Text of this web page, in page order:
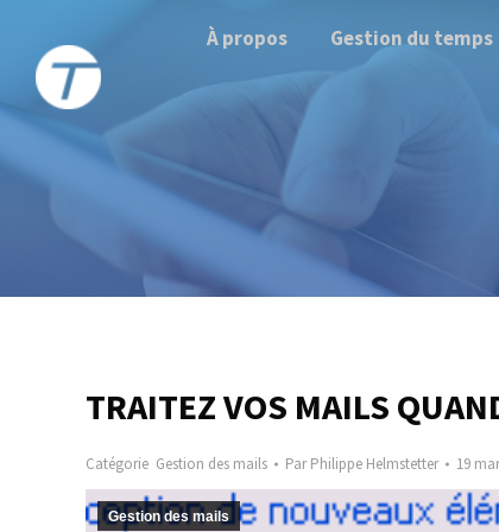
À propos Gestion du temps
TRAITEZ VOS MAILS
Catégorie Gestion des mails ParPhilippe Helmstetter 19
Gestion des mails